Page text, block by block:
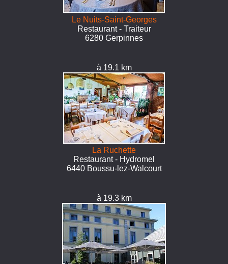
Le Nuits-Saint-Georges
Restaurant - Traiteur
6280 Gerpinnes
à 19.1 km
La Ruchette
Restaurant - Hydromel
6440 Boussu-lez-Walcourt
à 19.3 km